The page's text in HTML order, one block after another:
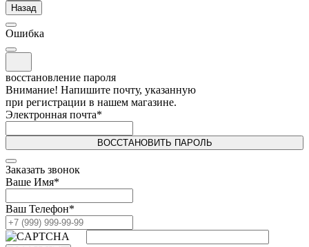
Назад
Ошибка
восстановление пароля
Внимание! Напишите почту, указанную
при регистрации в нашем магазине.
Электронная почта*
ВОССТАНОВИТЬ ПАРОЛЬ
Заказать звонок
Ваше Имя*
Ваш Телефон*